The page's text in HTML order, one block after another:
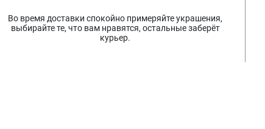
Во время доставки спокойно примеряйте украшения,
выбирайте те, что вам нравятся, остальные заберёт
курьер.